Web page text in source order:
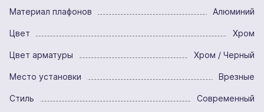
Материал плафонов Алюминий
Цвет Хром
Цвет арматуры Хром / Черный
Место установки Врезные
Стиль Современный